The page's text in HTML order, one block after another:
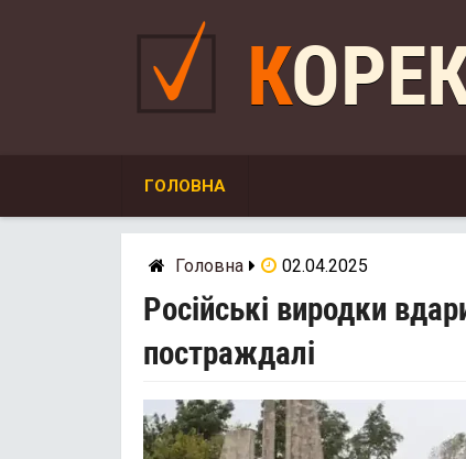
ГОЛОВНА
Головна 02.04.2025
Російські виродки
постраждалі